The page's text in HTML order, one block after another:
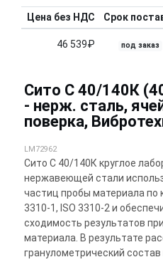
Цена без НДС Срок
46 539₽ под заказ
Сито С 40/140К
- нерж. сталь,
поверка,
LM72962
Сито С 40/140К круглое
нержавеющей стали
частиц пробы материала по
3310-1, ISO 3310-2 и
сходимость результатов
материала. В результате
гранулометрический